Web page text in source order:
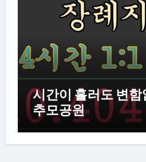
시간이 흘러도 변함
추모공원